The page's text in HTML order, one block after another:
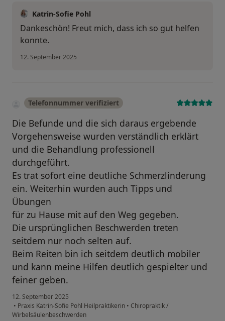
Katrin-Sofie Pohl
Dankeschön! Freut mich, dass ich so gut helfen
konnte.
12. September 2025
Telefonnummer verifiziert
Die Befunde und die sich daraus ergebende
Vorgehensweise wurden verständlich erklärt
und die Behandlung professionell
durchgeführt.
Es trat sofort eine deutliche Schmerzlinderung
ein. Weiterhin wurden auch Tipps und
Übungen
für zu Hause mit auf den Weg gegeben.
Die ursprünglichen Beschwerden treten
seitdem nur noch selten auf.
Beim Reiten bin ich seitdem deutlich mobiler
und kann meine Hilfen deutlich gespielter und
feiner geben.
12. September 2025
• Praxis Katrin-Sofie Pohl Heilpraktikerin • Chiropraktik /
Wirbelsäulenbeschwerden